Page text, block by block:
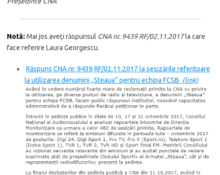
Notă: Mai jos aveți răspunsul CNA nr. 9439 RF/02.11.2017la care
face referire Laura Georgescu.
Răspuns CNA nr. 9439 RF/02.11.2017 la sesizările referitoare
la utilizarea denumirii „Steaua” pentru echipa FCSB (link)